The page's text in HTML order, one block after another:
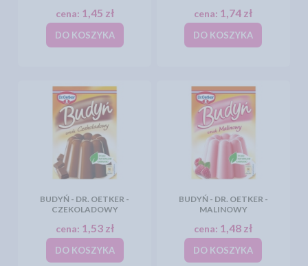
cena: 1,45 zł
DO KOSZYKA
cena: 1,74 zł
DO KOSZYKA
BUDYŃ - DR. OETKER -
CZEKOLADOWY
cena: 1,53 zł
DO KOSZYKA
BUDYŃ - DR. OETKER -
MALINOWY
cena: 1,48 zł
DO KOSZYKA